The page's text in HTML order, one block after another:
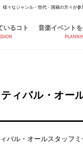
々なジャンル・世代・国籍の方々が
いるコト 音楽イベント
ィバル・オー
バル・オールスタッフ